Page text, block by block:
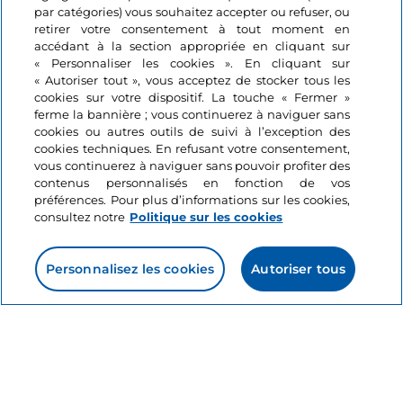
les lieuxouverts pour vousdu Touring club italien, il
y a l' église anglicane Holy Cross
avec son clocher
pointu, celle deS. Giorgio dei Genovesiet celle de
Maria in Valverde , splendide exemple d'art baroque.
J’aime
Huit villes d'art
italiennes à découvrir
à vélo
5 minutes
Informations sur le site
par catégories) vous souhaitez accepter ou refuser, ou
retirer votre consentement à tout moment en
accédant à la section appropriée en cliquant sur
« Personnaliser les cookies ». En cliquant sur
« Autoriser tout », vous acceptez de stocker tous les
cookies sur votre dispositif. La touche « Fermer »
ferme la bannière ; vous continuerez à naviguer sans
cookies ou autres outils de suivi à l’exception des
cookies techniques. En refusant votre consentement,
vous continuerez à naviguer sans pouvoir profiter des
contenus personnalisés en fonction de vos
préférences. Pour plus d’informations sur les cookies,
consultez notre Politique sur les cookies
Personnalisez les cookies Autoriser tous